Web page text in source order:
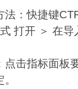
：快捷键
打开 ＞ 在
击指标面板